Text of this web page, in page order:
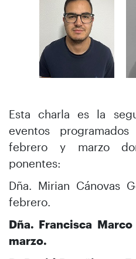
Esta charla es la
eventos
febrero y marzo
ponentes:
Dña. Mirian Cánovas
febrero.
Dña. Francisca
marzo.